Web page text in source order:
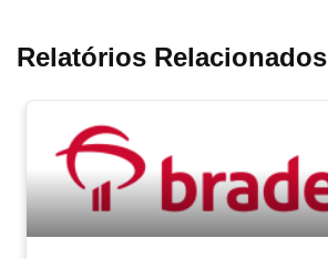
Relatórios Relacionados